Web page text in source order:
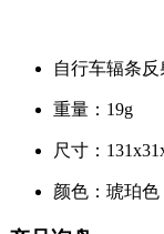
自行车辐条反
重量：19g
尺寸：
颜色：琥珀色